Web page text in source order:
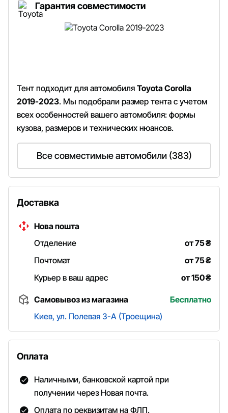
Гарантия совместимости
Тент подходит для автомобиля Toyota Corolla
2019-2023. Мы подобрали размер тента с учетом
всех особенностей вашего автомобиля: формы
кузова, размеров и технических нюансов.
Все совместимые автомобили (383)
Доставка
Нова пошта
Отделение
от 75₴
Почтомат
от 75₴
Курьер в ваш адрес
от 150₴
Самовывоз из магазина
Бесплатно
Киев, ул. Полевая 3-А (Троещина)
Оплата
Наличными, банковской картой при
получении через Новая почта.
Оплата по реквизитам на ФЛП.